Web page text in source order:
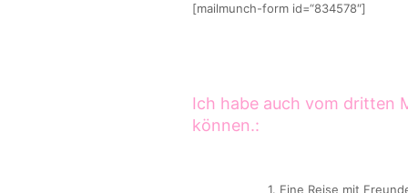
[mailmunch-form id=“834578″]
Ich habe auch vom dritten
können.:
1. Eine Reise mit